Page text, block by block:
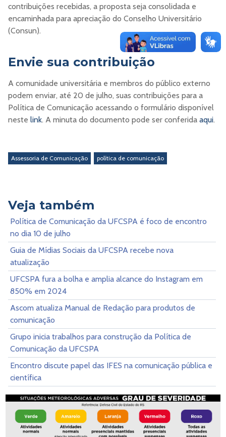
contribuições recebidas, a proposta seja consolidada e
encaminhada para apreciação do Conselho Universitário
(Consun).
Envie sua contribuição
A comunidade universitária e membros do público externo
podem enviar, até 20 de julho, suas contribuições para a
Política de Comunicação acessando o formulário disponível
neste link. A minuta do documento pode ser conferida aqui.
Assessoria de Comunicação política de comunicação
Veja também
Política de Comunicação da UFCSPA é foco de encontro
no dia 10 de julho
Guia de Mídias Sociais da UFCSPA recebe nova
atualização
UFCSPA fura a bolha e amplia alcance do Instagram em
850% em 2024
Ascom atualiza Manual de Redação para produtos de
comunicação
Grupo inicia trabalhos para construção da Política de
Comunicação da UFCSPA
Encontro discute papel das IFES na comunicação pública e
científica